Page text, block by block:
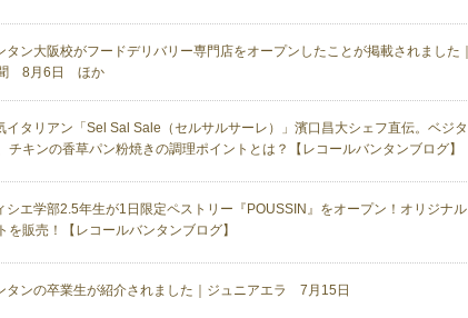
タン大阪校がフードデリバリー専門店をオープンしたことが掲載されました｜
聞 8月6日 ほか
イタリアン「Sel Sal Sale（セルサルサーレ）」濱口昌大シェフ直伝。ベジタ
チキンの香草パン粉焼きの調理ポイントとは？【レコールバンタンブログ】
シエ学部2.5年生が1日限定ペストリー『POUSSIN』をオープン！オリジナル
を販売！【レコールバンタンブログ】
タンの卒業生が紹介されました｜ジュニアエラ 7月15日